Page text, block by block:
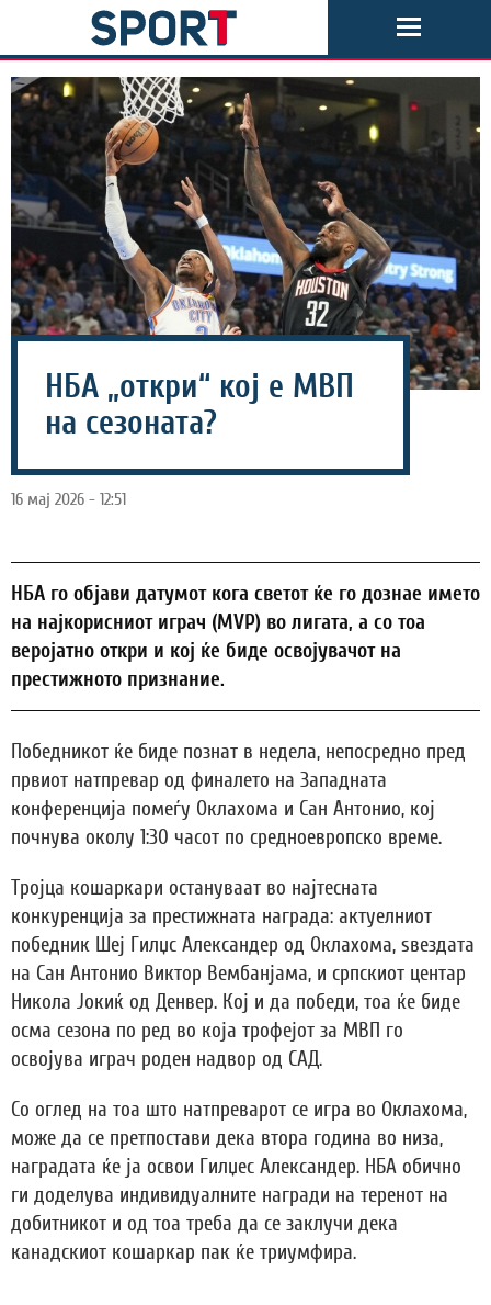
НБА „откри“ кој е МВП
на сезоната?
16 мај 2026 - 12:51
НБА го објави датумот кога светот ќе го дознае името
на најкорисниот играч (MVP) во лигата, а со тоа
веројатно откри и кој ќе биде освојувачот на
престижното признание.
Победникот ќе биде познат в недела, непосредно пред
првиот натпревар од финалето на Западната
конференција помеѓу Оклахома и Сан Антонио, кој
почнува околу 1:30 часот по средноевропско време.
Тројца кошаркари остануваат во најтесната
конкуренција за престижната награда: актуелниот
победник Шеј Гилџс Александер од Оклахома, ѕвездата
на Сан Антонио Виктор Вембанјама, и српскиот центар
Никола Јокиќ од Денвер. Кој и да победи, тоа ќе биде
осма сезона по ред во која трофејот за МВП го
освојува играч роден надвор од САД.
Со оглед на тоа што натпреварот се игра во Оклахома,
може да се претпостави дека втора година во низа,
наградата ќе ја освои Гилџес Александер. НБА обично
ги доделува индивидуалните награди на теренот на
добитникот и од тоа треба да се заклучи дека
канадскиот кошаркар пак ќе триумфира.